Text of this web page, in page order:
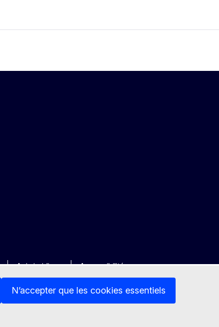
N’accepter que les cookies essentiels
Avis juridique Accessibilité